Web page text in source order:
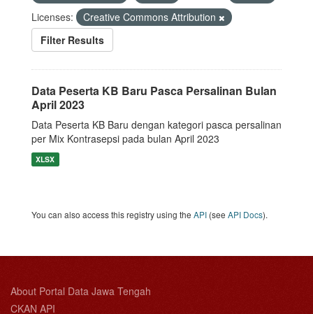
Licenses:
Creative Commons Attribution
Filter Results
Data Peserta KB Baru Pasca Persalinan Bulan
April 2023
Data Peserta KB Baru dengan kategori pasca persalinan
per Mix Kontrasepsi pada bulan April 2023
XLSX
You can also access this registry using the API (see API Docs).
About Portal Data Jawa Tengah
CKAN API